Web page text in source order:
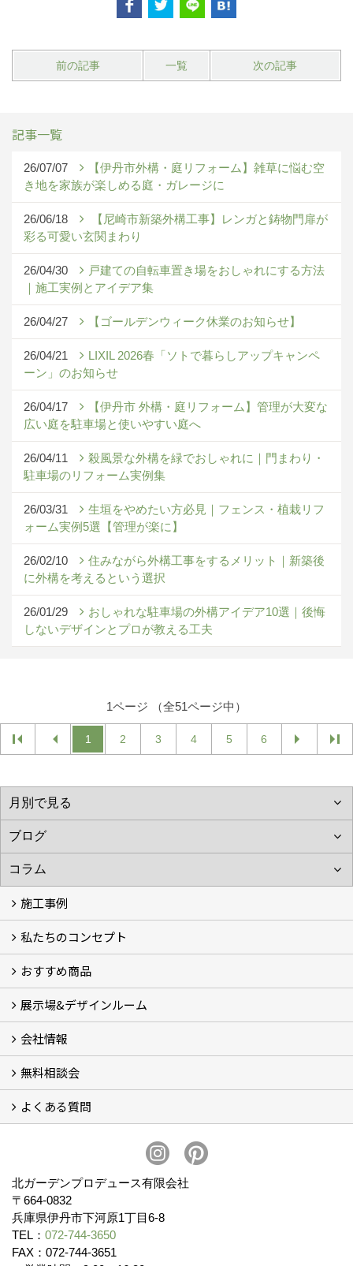
前の記事 一覧 次の記事
記事一覧
26/07/07
【伊丹市外構・庭リフォーム】雑草に悩む空
き地を家族が楽しめる庭・ガレージに
26/06/18
【尼崎市新築外構工事】レンガと鋳物門扉が
彩る可愛い玄関まわり
26/04/30
戸建ての自転車置き場をおしゃれにする方法
｜施工実例とアイデア集
26/04/27 【ゴールデンウィーク休業のお知らせ】
26/04/21
LIXIL 2026春「ソトで暮らしアップキャンペ
ーン」のお知らせ
26/04/17
【伊丹市 外構・庭リフォーム】管理が大変な
広い庭を駐車場と使いやすい庭へ
26/04/11
殺風景な外構を緑でおしゃれに｜門まわり・
駐車場のリフォーム実例集
26/03/31
生垣をやめたい方必見｜フェンス・植栽リフ
ォーム実例5選【管理が楽に】
26/02/10
住みながら外構工事をするメリット｜新築後
に外構を考えるという選択
26/01/29
おしゃれな駐車場の外構アイデア10選｜後悔
しないデザインとプロが教える工夫
1ページ （全51ページ中）
1 2 3 4 5 6
施工事例
施工事例
お客様の声 (46)
私たちのコンセプト
コンセプト
完成までの流れ
お庭のメンテナンスについて
おすすめ商品
オリジナル帆布のサイクルポート
NEW スマートサイクルポート
おしゃれな物置 (8)
門扉 (6)
ウッドフェンス (16)
アイアンの商品 (6)
ガーデニング雑貨 (3)
ガーデン書&ガーデンアート
こだわりのオリジナル商品 一覧
おすすめの植物 (29)
箱庭ガーデン
ポット苗
展示場&デザインルーム
展示場&デザインルーム
会社情報
会社概要
スタッフ紹介 (11)
ブログ
コラム
アクセス
求人募集
無料相談会
無料相談会
よくある質問
アフターサービス・アフターメンテナンスについて (3)
北ガーデンプロデュース有限会社
〒664-0832
兵庫県伊丹市下河原1丁目6-8
TEL： 072-744-3650
FAX：072-744-3651